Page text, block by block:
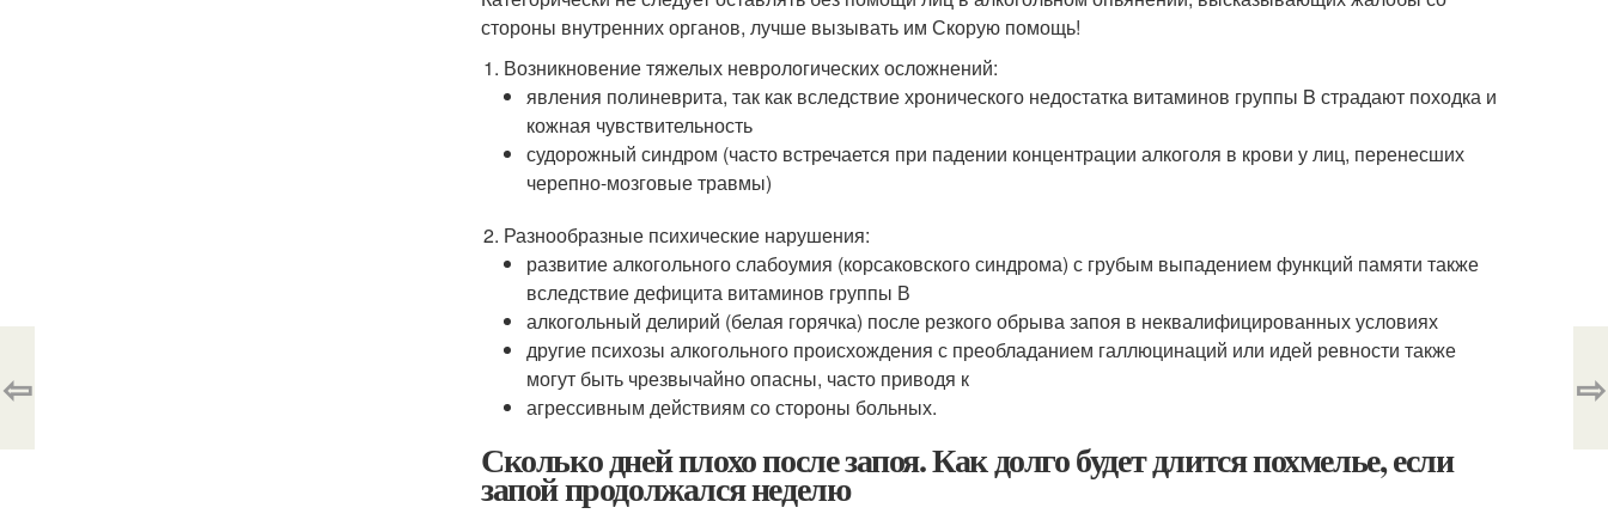
стороны внутренних органов, лучше вызывать им Скорую помощь!
Возникновение тяжелых неврологических осложнений:
явления полиневрита, так как вследствие хронического недостатка витаминов группы B страдают походка и
кожная чувствительность
судорожный синдром (часто встречается при падении концентрации алкоголя в крови у лиц, перенесших
черепно-мозговые травмы)
Разнообразные психические нарушения:
развитие алкогольного слабоумия (корсаковского синдрома) с грубым выпадением функций памяти также
вследствие дефицита витаминов группы В
алкогольный делирий (белая горячка) после резкого обрыва запоя в неквалифицированных условиях
другие психозы алкогольного происхождения с преобладанием галлюцинаций или идей ревности также
могут быть чрезвычайно опасны, часто приводя к
агрессивным действиям со стороны больных.
Сколько дней плохо после запоя. Как долго будет длится похмелье, если
запой продолжался неделю
⇦ ⇨